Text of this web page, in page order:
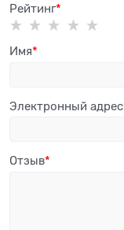
Рейтинг
Имя
Электронный адрес
Отзыв